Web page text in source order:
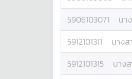
5906103071
นา
5912101311
นางส
5912101315
นาง